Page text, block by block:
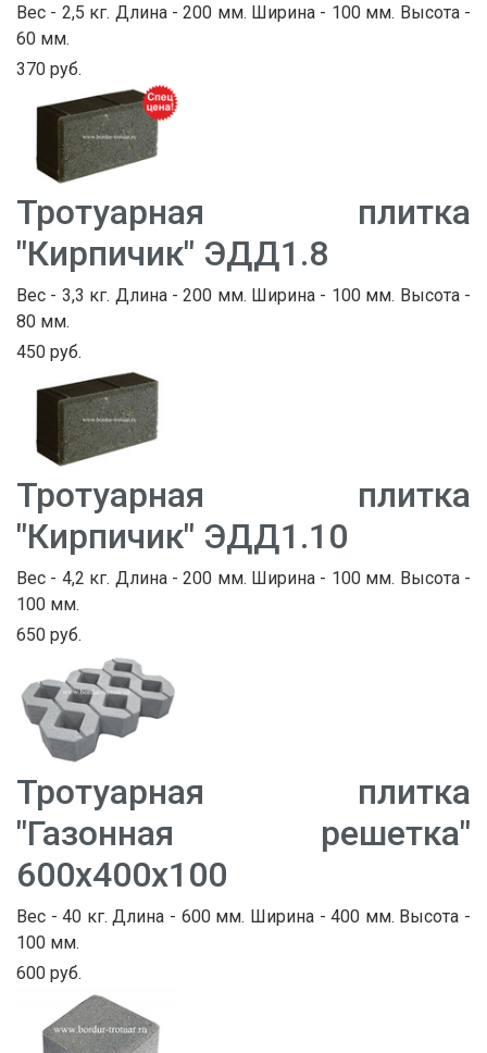
Вес - 2,5 кг. Длина - 200 мм. Ширина - 100 мм. Высота -
60 мм.
370 руб.
Тротуарная плитка
"Кирпичик" ЭДД1.8
Вес - 3,3 кг. Длина - 200 мм. Ширина - 100 мм. Высота -
80 мм.
450 руб.
Тротуарная плитка
"Кирпичик" ЭДД1.10
Вес - 4,2 кг. Длина - 200 мм. Ширина - 100 мм. Высота -
100 мм.
650 руб.
Тротуарная плитка
"Газонная решетка"
600х400х100
Вес - 40 кг. Длина - 600 мм. Ширина - 400 мм. Высота -
100 мм.
600 руб.